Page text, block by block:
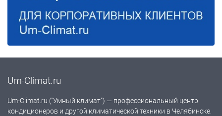
Um-Climat.ru
Um-Climat.ru ("Умный климат") — профессиональный центр
кондиционеров и другой климатической техники в Челябинске.